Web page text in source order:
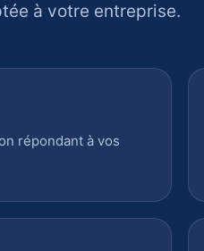
à votre entreprise.
répondant à vos